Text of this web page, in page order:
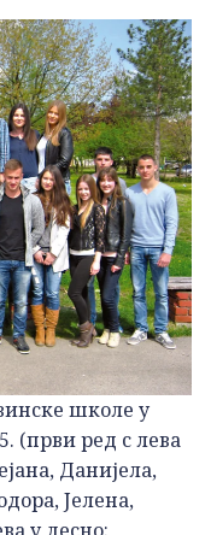
школе у
(први ред с лева
Данијела,
Јелена,